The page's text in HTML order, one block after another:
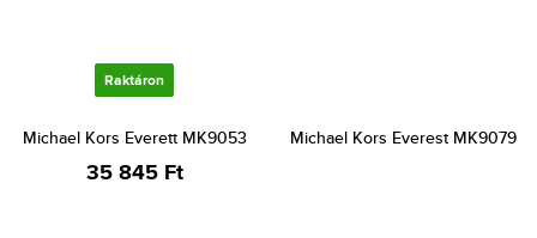
Raktáron
Michael Kors Everett MK9053
35 845 Ft
Michael Kors Everest MK9079